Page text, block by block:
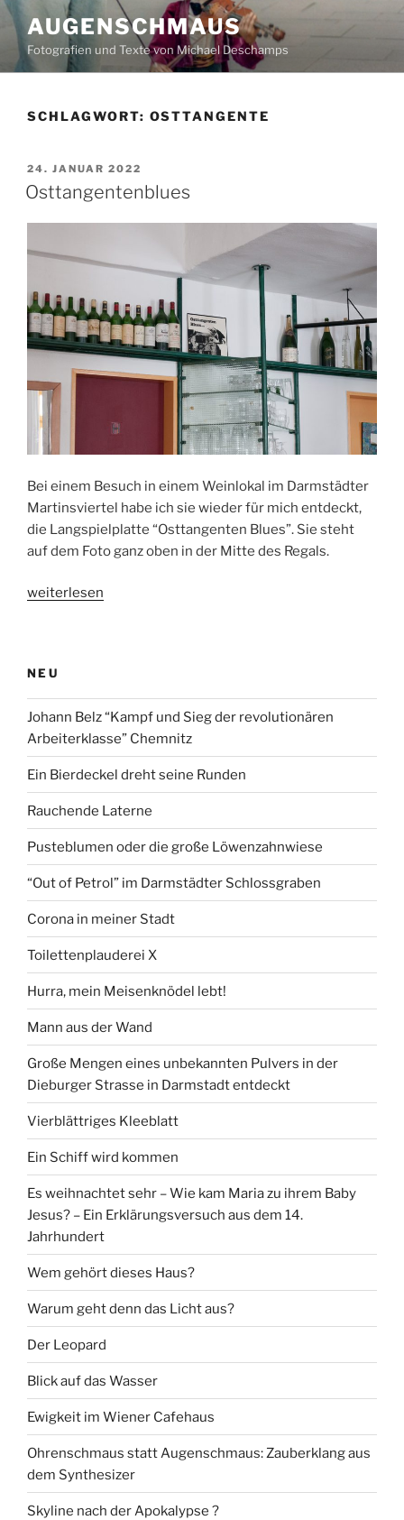
Zum
Inhalt
springen
AUGENSCHMAUS
Fotografien und Texte von Michael Deschamps
SCHLAGWORT: OSTTANGENTE
VERÖFFENTLICHT
AM
24. JANUAR 2022
Osttangentenblues
Bei einem Besuch in einem Weinlokal im Darmstädter
Martinsviertel habe ich sie wieder für mich entdeckt,
die Langspielplatte “Osttangenten Blues”. Sie steht
auf dem Foto ganz oben in der Mitte des Regals.
„Osttangentenblues“
weiterlesen
NEU
Johann Belz “Kampf und Sieg der revolutionären
Arbeiterklasse” Chemnitz
Ein Bierdeckel dreht seine Runden
Rauchende Laterne
Pusteblumen oder die große Löwenzahnwiese
“Out of Petrol” im Darmstädter Schlossgraben
Corona in meiner Stadt
Toilettenplauderei X
Hurra, mein Meisenknödel lebt!
Mann aus der Wand
Große Mengen eines unbekannten Pulvers in der
Dieburger Strasse in Darmstadt entdeckt
Vierblättriges Kleeblatt
Ein Schiff wird kommen
Es weihnachtet sehr – Wie kam Maria zu ihrem Baby
Jesus? – Ein Erklärungsversuch aus dem 14.
Jahrhundert
Wem gehört dieses Haus?
Warum geht denn das Licht aus?
Der Leopard
Blick auf das Wasser
Ewigkeit im Wiener Cafehaus
Ohrenschmaus statt Augenschmaus: Zauberklang aus
dem Synthesizer
Skyline nach der Apokalypse ?